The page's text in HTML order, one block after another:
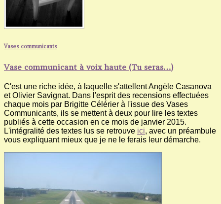
Vases communicants
Vase communicant à voix haute (Tu seras…)
C'est une riche idée, à laquelle s'attellent Angèle Casanova
et Olivier Savignat. Dans l'esprit des recensions effectuées
chaque mois par Brigitte Célérier à l'issue des Vases
Communicants, ils se mettent à deux pour lire les textes
publiés à cette occasion en ce mois de janvier 2015.
L'intégralité des textes lus se retrouve ici, avec un préambule
vous expliquant mieux que je ne le ferais leur démarche.